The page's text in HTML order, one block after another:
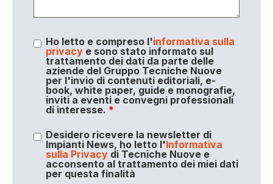
Ho letto e compreso l'informativa sulla
privacye sono stato informato sul
trattamento dei dati da parte delle
aziende del Gruppo Tecniche Nuove
per l'invio di contenuti editoriali, e-
book, white paper, guide e monografie,
inviti a eventi e convegni professionali
di interesse. *
Desidero ricevere la newsletter di
Impianti News, ho letto l'Informativa
sulla Privacydi Tecniche Nuove e
acconsento al trattamento dei miei dati
per questa finalità